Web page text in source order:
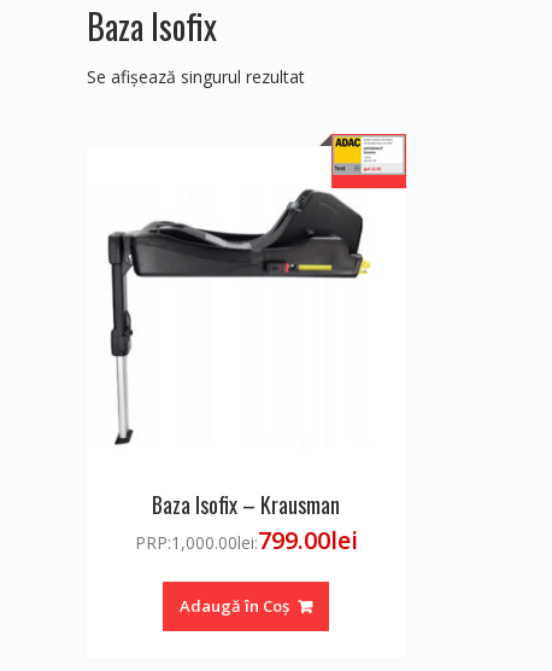
Baza Isofix
Se afișează singurul rezultat
Baza Isofix – Krausman
PRP:1,000.00lei:799.00lei
Adaugă în Coș